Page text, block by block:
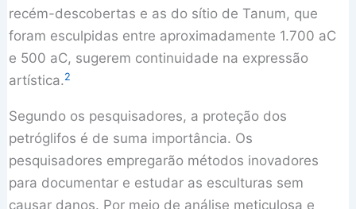
recém-descobertas e as do sítio de Tanum, que
foram esculpidas entre aproximadamente 1.700 aC
e 500 aC, sugerem continuidade na expressão
artística.2
Segundo os pesquisadores, a proteção dos
petróglifos é de suma importância. Os
pesquisadores empregarão métodos inovadores
para documentar e estudar as esculturas sem
causar danos. Por meio de análise meticulosa e